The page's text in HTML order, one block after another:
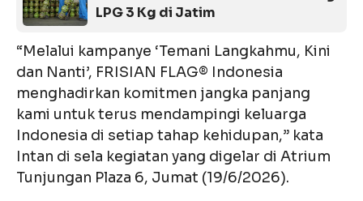
LPG 3 Kg di Jatim
“Melalui kampanye ‘Temani Langkahmu, Kini
dan Nanti’, FRISIAN FLAG® Indonesia
menghadirkan komitmen jangka panjang
kami untuk terus mendampingi keluarga
Indonesia di setiap tahap kehidupan,” kata
Intan di sela kegiatan yang digelar di Atrium
Tunjungan Plaza 6, Jumat (19/6/2026).